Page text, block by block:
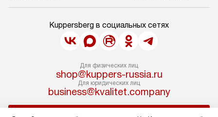
Kuppersberg в социальных сетях
Для физических лиц
shop@kuppers-russia.ru
Для юридических лиц
business@kvalitet.company